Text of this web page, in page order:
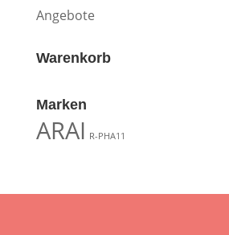
Angebote
Warenkorb
Marken
ARAI R-PHA11